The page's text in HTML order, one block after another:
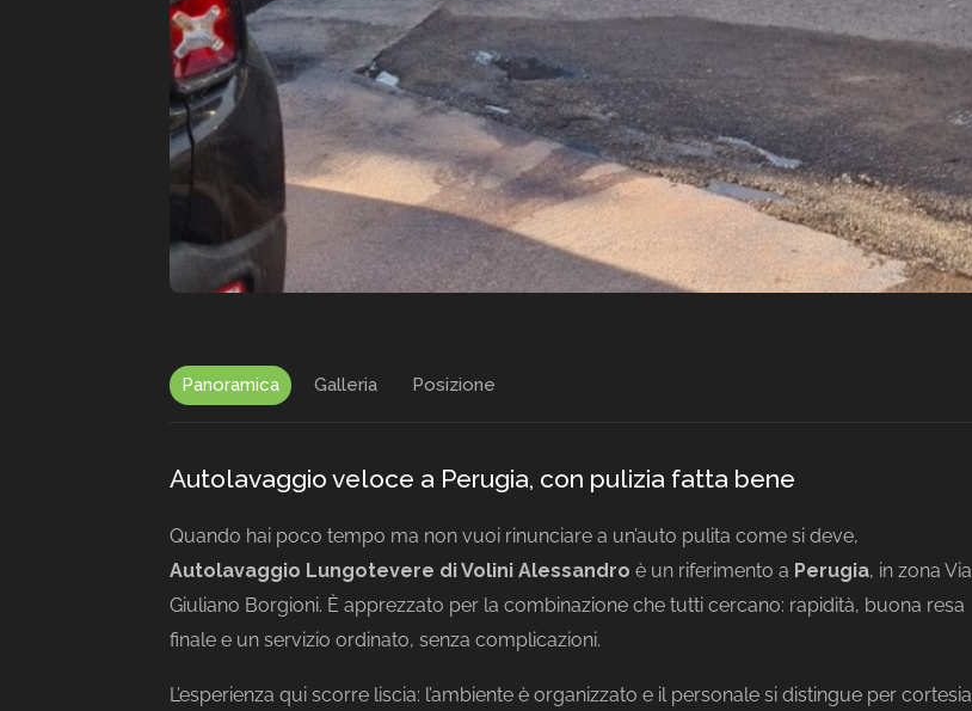
Panoramica Galleria Posizione
Autolavaggio veloce a Perugia, con pulizia fatta bene
Quando hai poco tempo ma non vuoi rinunciare a un’auto pulita come si deve,
Autolavaggio Lungotevere di Volini Alessandro è un riferimento a Perugia, in zona Via
Giuliano Borgioni. È apprezzato per la combinazione che tutti cercano: rapidità, buona resa
finale e un servizio ordinato, senza complicazioni.
L’esperienza qui scorre liscia: l’ambiente è organizzato e il personale si distingue per cortesia